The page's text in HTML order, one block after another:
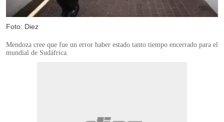
Foto: Diez
Mendoza cree que fue un error haber estado tanto tiempo encerrado para el
mundial de Sudáfrica.